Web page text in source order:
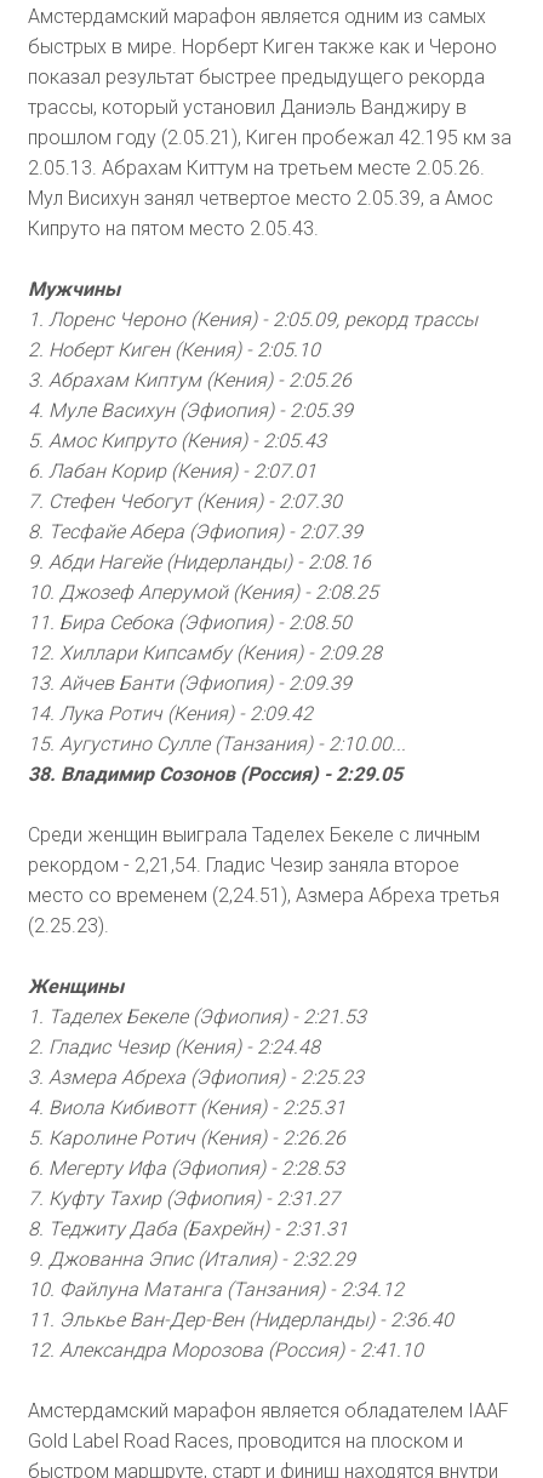
Амстердамский марафон является одним из самых
быстрых в мире. Норберт Киген также как и Чероно
показал результат быстрее предыдущего рекорда
трассы, который установил Даниэль Ванджиру в
прошлом году (2.05.21), Киген пробежал 42.195 км за
2.05.13. Абрахам Киттум на третьем месте 2.05.26.
Мул Висихун занял четвертое место 2.05.39, а Амос
Кипруто на пятом место 2.05.43.
Мужчины
1. Лоренс Чероно (Кения) - 2:05.09, рекорд трассы
2. Ноберт Киген (Кения) - 2:05.10
3. Абрахам Киптум (Кения) - 2:05.26
4. Муле Васихун (Эфиопия) - 2:05.39
5. Амос Кипруто (Кения) - 2:05.43
6. Лабан Корир (Кения) - 2:07.01
7. Стефен Чебогут (Кения) - 2:07.30
8. Тесфайе Абера (Эфиопия) - 2:07.39
9. Абди Нагейе (Нидерланды) - 2:08.16
10. Джозеф Аперумой (Кения) - 2:08.25
11. Бира Себока (Эфиопия) - 2:08.50
12. Хиллари Кипсамбу (Кения) - 2:09.28
13. Айчев Банти (Эфиопия) - 2:09.39
14. Лука Ротич (Кения) - 2:09.42
15. Аугустино Сулле (Танзания) - 2:10.00...
38. Владимир Созонов (Россия) - 2:29.05
Среди женщин выиграла Таделех Бекеле с личным
рекордом - 2,21,54. Гладис Чезир заняла второе
место со временем (2,24.51), Азмера Абреха третья
(2.25.23).
Женщины
1. Таделех Бекеле (Эфиопия) - 2:21.53
2. Гладис Чезир (Кения) - 2:24.48
3. Азмера Абреха (Эфиопия) - 2:25.23
4. Виола Кибивотт (Кения) - 2:25.31
5. Каролине Ротич (Кения) - 2:26.26
6. Мегерту Ифа (Эфиопия) - 2:28.53
7. Куфту Тахир (Эфиопия) - 2:31.27
8. Теджиту Даба (Бахрейн) - 2:31.31
9. Джованна Эпис (Италия) - 2:32.29
10. Файлуна Матанга (Танзания) - 2:34.12
11. Элькье Ван-Дер-Вен (Нидерланды) - 2:36.40
12. Александра Морозова (Россия) - 2:41.10
Амстердамский марафон является обладателем IAAF
Gold Label Road Races, проводится на плоском и
быстром маршруте, старт и финиш находятся внутри